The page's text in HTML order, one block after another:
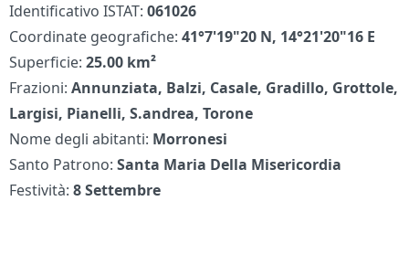
Identificativo ISTAT:061026
Coordinate geografiche:41°7'19"20 N, 14°21'20"16 E
Superficie:25.00 km²
Frazioni:Annunziata, Balzi, Casale, Gradillo, Grottole,
Largisi, Pianelli, S.andrea, Torone
Nome degli abitanti: Morronesi
Santo Patrono:Santa Maria Della Misericordia
Festività:8 Settembre